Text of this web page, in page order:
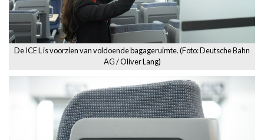
De ICE L is voorzien van voldoende bagageruimte. (Foto: Deutsche Bahn
AG / Oliver Lang)